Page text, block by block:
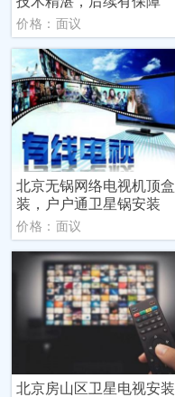
价格：面议
北京无锅网络电视机顶
装，户户通卫星锅安装
价格：面议
北京房山区卫星电视安装